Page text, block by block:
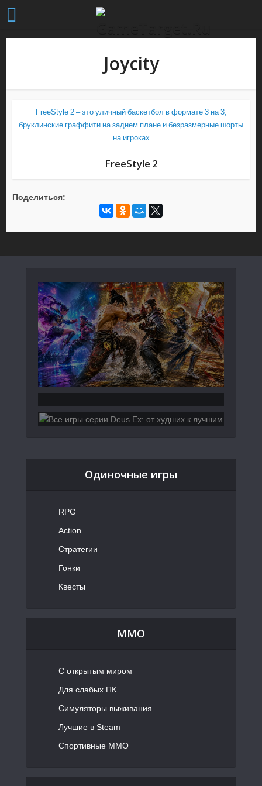
Joycity
FreeStyle 2 – это уличный баскетбол в формате 3 на 3,
бруклинские граффити на заднем плане и безразмерные шорты
на игроках
FreeStyle 2
Поделиться:
Одиночные игры
RPG
Action
Стратегии
Гонки
Квесты
MMO
С открытым миром
Для слабых ПК
Симуляторы выживания
Лучшие в Steam
Спортивные MMO